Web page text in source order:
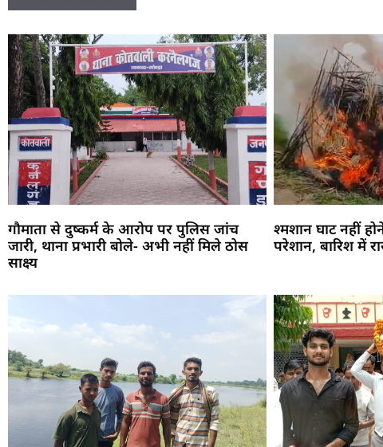
गौमाता से दुष्कर्म के आरोप पर पुलिस जांच
जारी, थाना प्रभारी बोले- अभी नहीं मिले ठोस
साक्ष्य
श्मशान घाट नहीं
परेशान, बारिश में